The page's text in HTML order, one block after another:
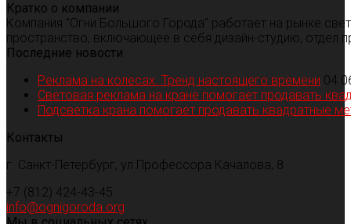
Кратко о компании
Компания "Огни Большого Города" работает на рынке
пространство, включающее в себя дизайн-студию, отдел
Последние новости
Реклама на колесах. Тренд настоящего времени
Световая реклама на кране помогает продавать
Подсветка крана помогает продавать квадратные
Контакты
г. Санкт-Петербург, ул Профессора Качалова, 8
+7 (812) 424-43-45
info@ognigoroda.org